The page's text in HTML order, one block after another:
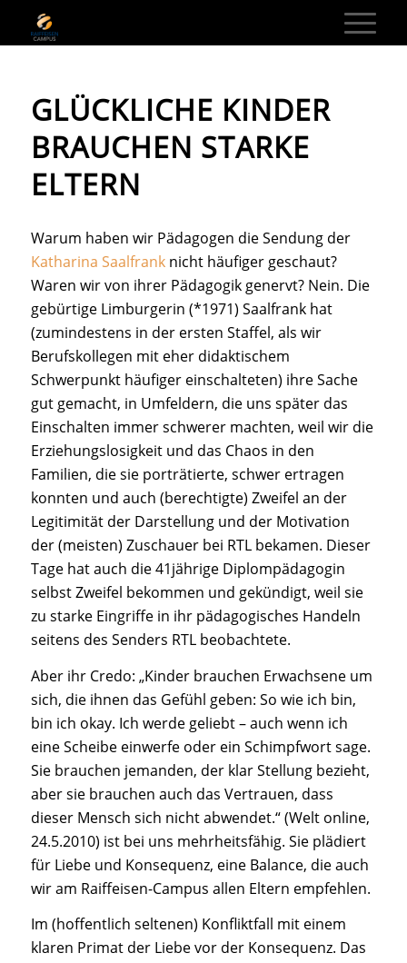
GLÜCKLICHE KINDER
BRAUCHEN STARKE
ELTERN
Warum haben wir Pädagogen die Sendung der
Katharina Saalfranknicht häufiger geschaut?
Waren wir von ihrer Pädagogik genervt? Nein. Die
gebürtige Limburgerin (*1971) Saalfrank hat
(zumindestens in der ersten Staffel, als wir
Berufskollegen mit eher didaktischem
Schwerpunkt häufiger einschalteten) ihre Sache
gut gemacht, in Umfeldern, die uns später das
Einschalten immer schwerer machten, weil wir die
Erziehungslosigkeit und das Chaos in den
Familien, die sie porträtierte, schwer ertragen
konnten und auch (berechtigte) Zweifel an der
Legitimität der Darstellung und der Motivation
der (meisten) Zuschauer bei RTL bekamen. Dieser
Tage hat auch die 41jährige Diplompädagogin
selbst Zweifel bekommen und gekündigt, weil sie
zu starke Eingriffe in ihr pädagogisches Handeln
seitens des Senders RTL beobachtete.
Aber ihr Credo: „Kinder brauchen Erwachsene um
sich, die ihnen das Gefühl geben: So wie ich bin,
bin ich okay. Ich werde geliebt – auch wenn ich
eine Scheibe einwerfe oder ein Schimpfwort sage.
Sie brauchen jemanden, der klar Stellung bezieht,
aber sie brauchen auch das Vertrauen, dass
dieser Mensch sich nicht abwendet.“ (Welt online,
24.5.2010) ist bei uns mehrheitsfähig. Sie plädiert
für Liebe und Konsequenz, eine Balance, die auch
wir am Raiffeisen-Campus allen Eltern empfehlen.
Im (hoffentlich seltenen) Konfliktfall mit einem
klaren Primat der Liebe vor der Konsequenz. Das